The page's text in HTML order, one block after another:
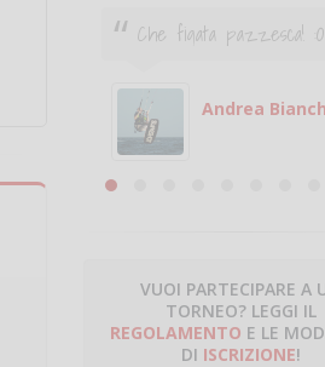
Che figata pazzesca! :O
Andrea
VUOI PARTECIPARE A
TORNEO? LEGGI IL
REGOLAMENTO E LE
DI ISCRIZIONE!